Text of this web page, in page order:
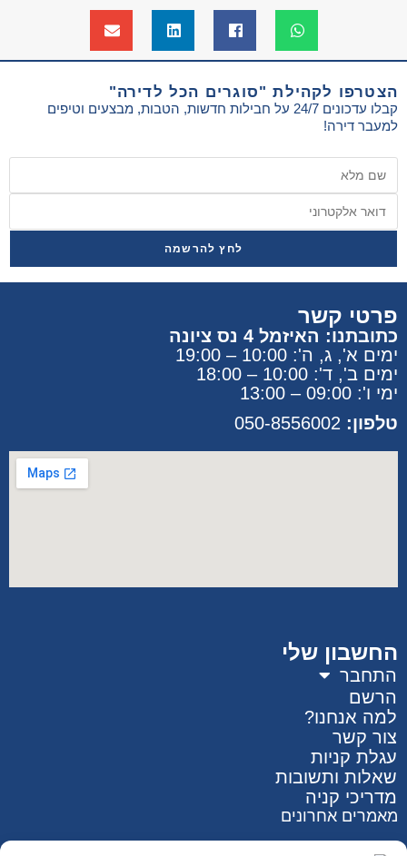
הצטרפו לקהילת "סוגרים הכל לדירה"
קבלו עדכונים 24/7 על חבילות חדשות, הטבות, מבצעים וטיפים
למעבר דירה!
לחץ להרשמה
פרטי קשר
כתובתנו: האיזמל 4 נס ציונה
ימים א', ג, ה': 10:00 – 19:00
ימים ב', ד': 10:00 – 18:00
ימי ו': 09:00 – 13:00
טלפון: 050-8556002
החשבון שלי
התחבר
הרשם
למה אנחנו?
צור קשר
עגלת קניות
שאלות ותשובות
מדריכי קניה
מאמרים אחרונים